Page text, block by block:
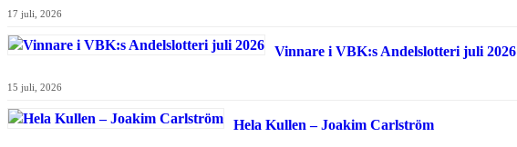
17 juli, 2026
Vinnare i VBK:s Andelslotteri juli 2026
15 juli, 2026
Hela Kullen – Joakim Carlström